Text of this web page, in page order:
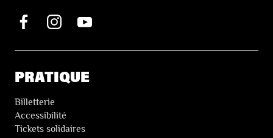
PRATIQUE
Billetterie
Accessibilité
Tickets solidaires